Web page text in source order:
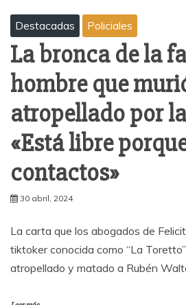
Destacadas Policiales
La bronca de la
hombre que
atropellado por
«Está libre
contactos»
30 abril, 2024
La carta que los abogados de
tiktoker conocida como “La
atropellado y matado a Rubén